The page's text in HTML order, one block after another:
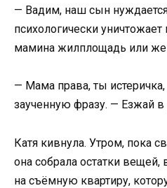
— Вадим, наш сын
психологически
мамина жилплощадь или
— Мама права, ты
заученную фразу. — Езжай
Катя кивнула. Утром, пока
она собрала остатки вещей,
на съёмную квартиру,